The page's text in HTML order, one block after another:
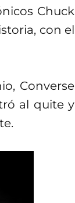
Chuck
con el
Converse
al quite y